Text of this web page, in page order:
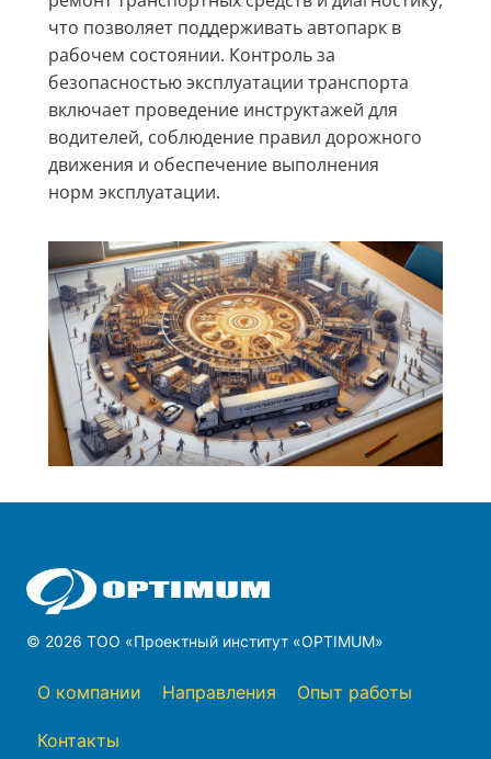
что позволяет поддерживать автопарк в
рабочем состоянии. Контроль за
безопасностью эксплуатации транспорта
включает проведение инструктажей для
водителей, соблюдение правил дорожного
движения и обеспечение выполнения
норм эксплуатации.
© 2026 ТОО «Проектный институт «OPTIMUM»
О компании Направления Опыт работы
Контакты